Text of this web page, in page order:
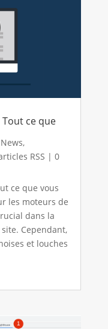
Tout ce que
News,
RSS | 0
ce que vous
les moteurs de
dans la
Cependant,
et louches